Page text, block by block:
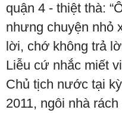
quận 4 - thiệt thà:
nhưng chuyện nhỏ
lời, chớ không trả
Liễu cứ nhắc miết
Chủ tịch nước tại
2011, ngôi nhà